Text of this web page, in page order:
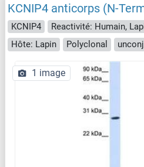
KCNIP4 anticorps (N-
KCNIP4 Reactivité: Humain,
Hôte: Lapin
Polyclonal
1 image